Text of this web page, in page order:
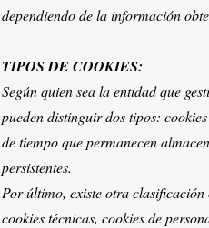
dependiendo de la información
TIPOS DE COOKIES:
Según quien sea la entidad que
pueden distinguir dos tipos:
de tiempo que permanecen
persistentes.
Por último, existe otra
cookies técnicas, cookies de